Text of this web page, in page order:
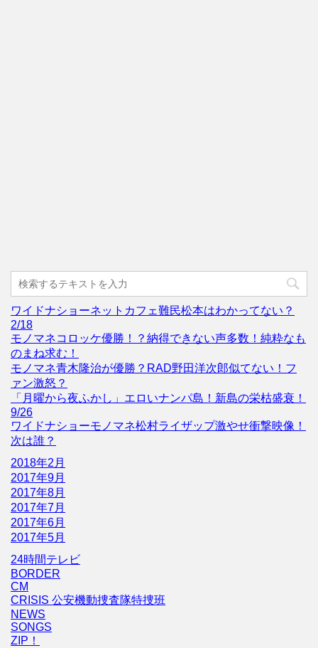
ワイドナショーネットカフェ難民松本はわかってない？
2/18
モノマネコロッケ優勝！？納得できない声多数！純粋なも
のまね求む！
モノマネ青木隆治が優勝？RAD野田洋次郎似てない！フ
ァン激怒？
「月曜から夜ふかし」エロいナンパ島！新島の栄枯盛衰！
9/26
ワイドナショーモノマネ松村ライザップ激やせ衝撃映像！
次は誰？
2018年2月
2017年9月
2017年8月
2017年7月
2017年6月
2017年5月
24時間テレビ
BORDER
CM
CRISIS 公安機動捜査隊特捜班
NEWS
SONGS
ZIP！